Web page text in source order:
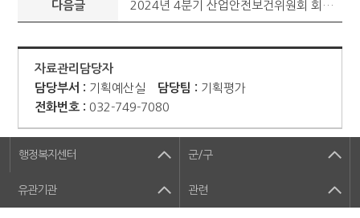
다음글 2024년 4분기 산업안전보건위원회 회의록(요약)
자료관리담당자
담당부서 : 기획예산실 담당팀 : 기획평가
전화번호 : 032-749-7080
행정복지센터 군/구
유관기관 관련